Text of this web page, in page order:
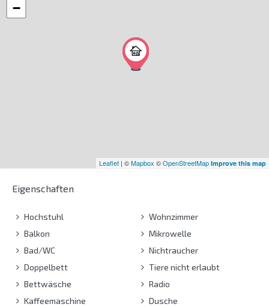
−
Leaflet | ©Mapbox ©OpenStreetMap Improve this map
Eigenschaften
Hochstuhl
Balkon
Bad/WC
Doppelbett
Bettwäsche
Kaffeemaschine
Wohnzimmer
Mikrowelle
Nichtraucher
Tiere nicht erlaubt
Radio
Dusche